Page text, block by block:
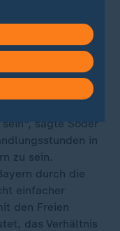
sagte Söder
in
zu sein.
durch die
einfacher
den Freien
das Verhältnis